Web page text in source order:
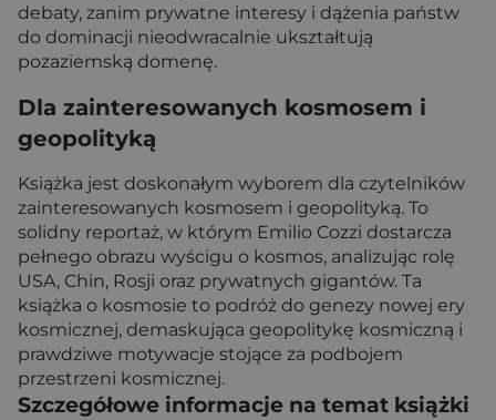
debaty, zanim prywatne interesy i dążenia państw
do dominacji nieodwracalnie ukształtują
pozaziemską domenę.
Dla zainteresowanych kosmosem i
geopolityką
Książka jest doskonałym wyborem dla czytelników
zainteresowanych kosmosem i geopolityką. To
solidny reportaż, w którym Emilio Cozzi dostarcza
pełnego obrazu wyścigu o kosmos, analizując rolę
USA, Chin, Rosji oraz prywatnych gigantów. Ta
książka o kosmosie to podróż do genezy nowej ery
kosmicznej, demaskująca geopolitykę kosmiczną i
prawdziwe motywacje stojące za podbojem
przestrzeni kosmicznej.
Szczegółowe informacje na temat książki